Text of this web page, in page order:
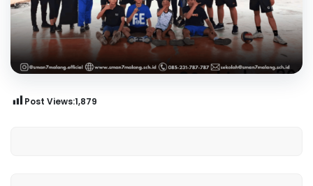
Post Views:1,879